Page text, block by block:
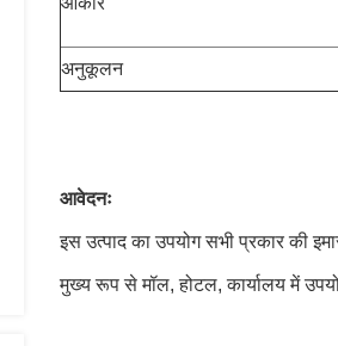
अनुकूलन
आवेदनः
इस उत्पाद का उपयोग सभी प्रकार की
मुख्य रूप से मॉल, होटल, कार्यालय में